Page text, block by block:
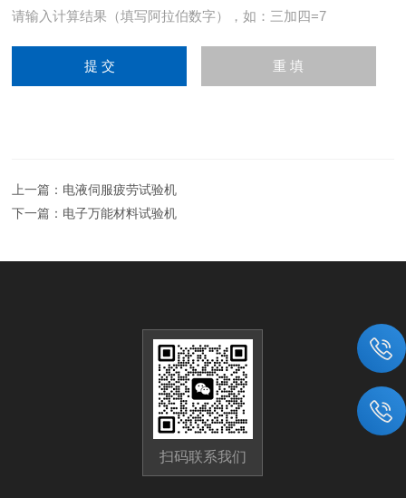
请输入计算结果（填写阿拉伯数字），如：三加四=7
上一篇： 电液伺服疲劳试验机
下一篇： 电子万能材料试验机
扫码联系我们